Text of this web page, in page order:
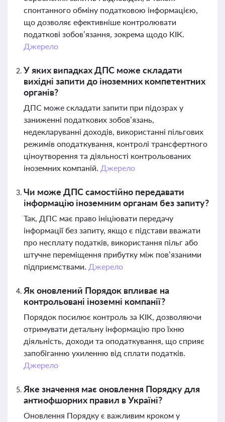
спонтанного обміну податковою інформацією,
що дозволяє ефективніше контролювати
податкові зобов’язання, зокрема щодо КІК.
Джерело
У яких випадках ДПС може складати
вихідні запити до іноземних компетентних
органів?
ДПС може складати запити при підозрах у
заниженні податкових зобов’язань,
недекларуванні доходів, використанні пільгових
режимів оподаткування, контролі трансфертного
ціноутворення та діяльності контрольованих
іноземних компаній. Джерело
Чи може ДПС самостійно передавати
інформацію іноземним органам без запиту?
Так, ДПС має право ініціювати передачу
інформації без запиту, якщо є підстави вважати
про несплату податків, використання пільг або
штучне переміщення прибутку між пов’язаними
підприємствами. Джерело
Як оновлений Порядок впливає на
контрольовані іноземні компанії?
Порядок посилює контроль за КІК, дозволяючи
отримувати детальну інформацію про їхню
діяльність, доходи та оподаткування, що сприяє
запобіганню ухиленню від сплати податків.
Джерело
Яке значення має оновлення Порядку для
антиофшорних правил в Україні?
Оновлення Порядку є важливим кроком у